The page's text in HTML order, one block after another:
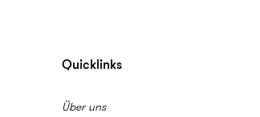
Quicklinks
Über uns